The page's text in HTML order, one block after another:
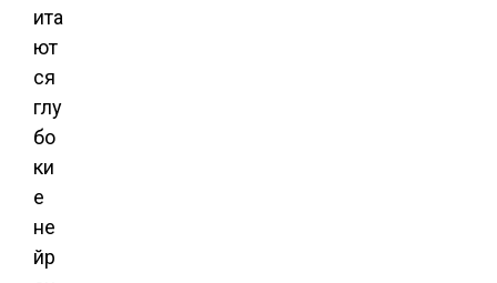
ита
ют
ся
глу
бо
ки
е
не
йр